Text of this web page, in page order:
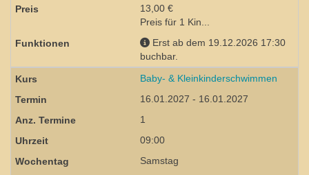
13,00 €
Preis für 1 Kin...
Erst ab dem 19.12.2026 17:30
buchbar.
Baby- & Kleinkinderschwimmen
16.01.2027 - 16.01.2027
1
09:00
Samstag